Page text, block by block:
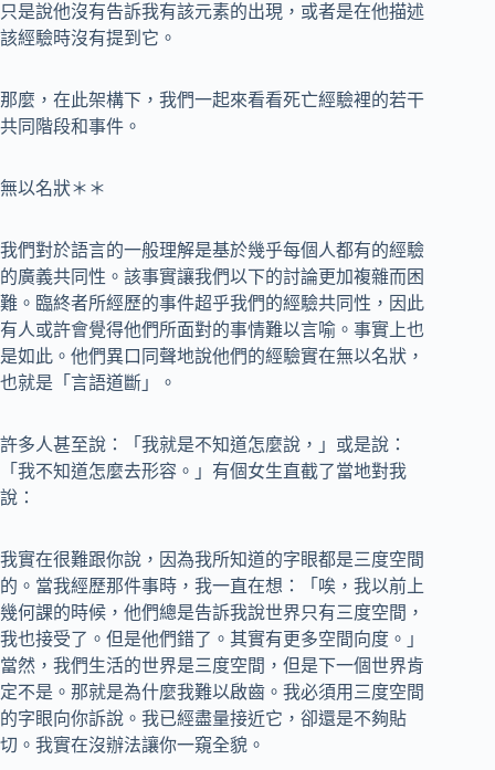
只是說他沒有告訴我有該元素的出現，或者是在他描述
該經驗時沒有提到它。
那麼，在此架構下，我們一起來看看死亡經驗裡的若干
共同階段和事件。
無以名狀＊＊
我們對於語言的一般理解是基於幾乎每個人都有的經驗
的廣義共同性。該事實讓我們以下的討論更加複雜而困
難。臨終者所經歷的事件超乎我們的經驗共同性，因此
有人或許會覺得他們所面對的事情難以言喻。事實上也
是如此。他們異口同聲地說他們的經驗實在無以名狀，
也就是「言語道斷」。
許多人甚至說：「我就是不知道怎麼說，」或是說：
「我不知道怎麼去形容。」有個女生直截了當地對我
說：
我實在很難跟你說，因為我所知道的字眼都是三度空間
的。當我經歷那件事時，我一直在想：「唉，我以前上
幾何課的時候，他們總是告訴我說世界只有三度空間，
我也接受了。但是他們錯了。其實有更多空間向度。」
當然，我們生活的世界是三度空間，但是下一個世界肯
定不是。那就是為什麼我難以啟齒。我必須用三度空間
的字眼向你訴說。我已經盡量接近它，卻還是不夠貼
切。我實在沒辦法讓你一窺全貌。